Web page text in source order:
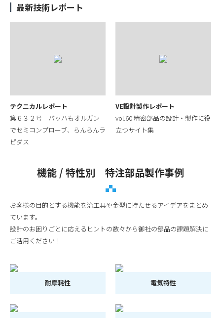
最新技術レポート
テクニカルレポート
第６３２号 バッハもオルガン
でセミコンプローブ、らんらんラ
ピダス
VE設計製作レポート
vol.60 精密部品の設計・製作に役
立つサイト集
機能 / 特性別 特注部品製作事例
お客様の目的とする機能を治工具や金型に持たせるアイデアをまとめ
ています。
設計のお困りごとに応えるヒントの数々から御社の部品の課題解決に
ご活用ください！
耐摩耗性 電気特性